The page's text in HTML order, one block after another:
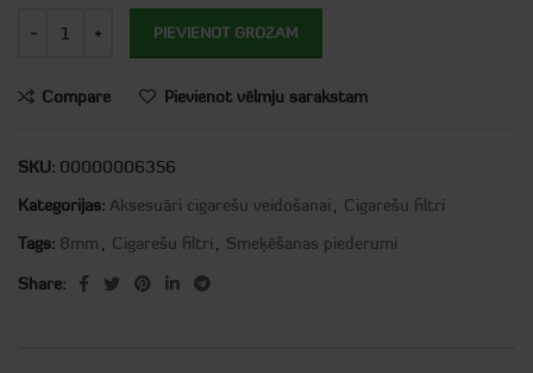
PIEVIENOT GROZAM
Compare Pievienot vēlmju sarakstam
SKU: 00000006356
Kategorijas: Aksesuāri cigarešu veidošanai , Cigarešu filtri
Tags: 8mm , Cigarešu filtri , Smeķēšanas piederumi
Share: